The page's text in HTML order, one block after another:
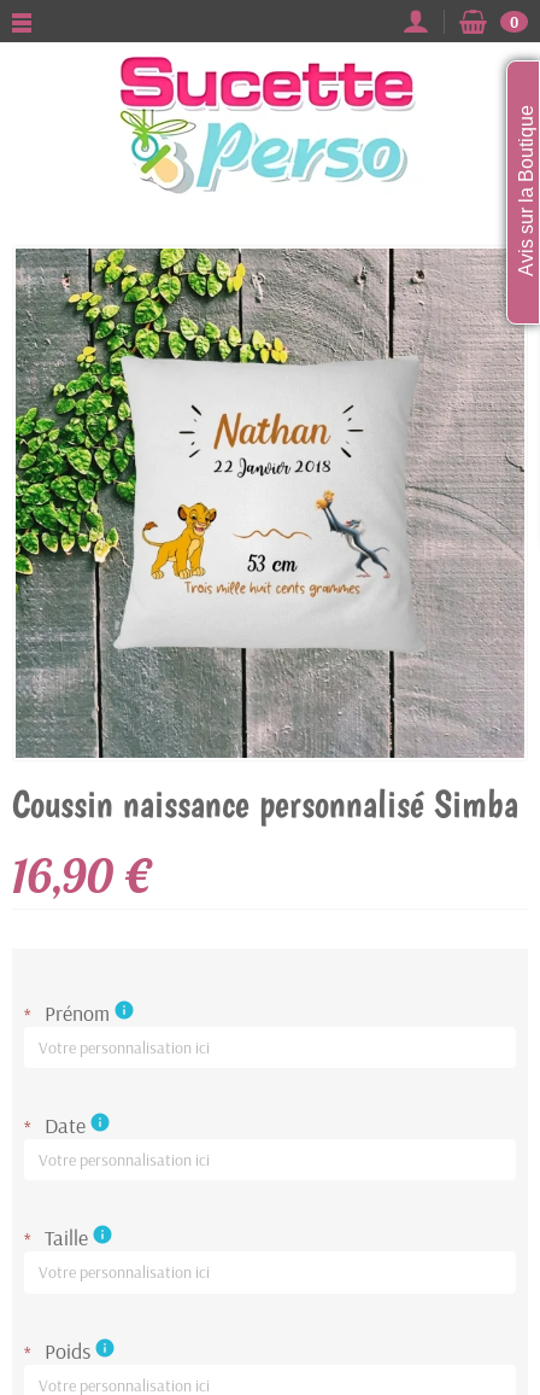
0
Coussin naissance personnalisé Simba
16,90 €
* Prénom info
* Date info
* Taille info
* Poids info
Avis sur la Boutique